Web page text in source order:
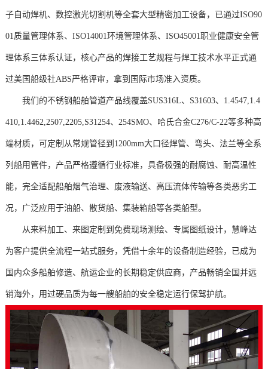
子自动焊机、数控激光切割机等全套大型精密加工设备，已通过ISO90
01质量管理体系、ISO14001环境管理体系、ISO45001职业健康安全管
理体系三体系认证，核心产品的焊接工艺规程与焊工技术水平正式通
过美国船级社ABS严格评审，拿到国际市场准入资质。
我们的不锈钢船舶管道产品线覆盖SUS316L、S31603、1.4547,1.4
410,1.4462,2507,2205,S31254、254SMO、哈氏合金C276/C-22等多种高
端材质，可定制从常规管径到1200mm大口径焊管、弯头、法兰等全系
列船用管件，产品严格遵循行业标准，具备极强的耐腐蚀、耐高温性
能，完全适配船舶烟气治理、废液输送、高压流体传输等各类恶劣工
况，广泛应用于油船、散货船、集装箱船等各类船型。
从来料加工、来图定制到免费现场测绘、专属图纸设计，慧峰达
为客户提供全流程一站式服务，凭借十余年的设备制造经验，已成为
国内众多船舶修造、航运企业的长期稳定供应商，产品畅销全国并远
销海外，用过硬品质为每一艘船舶的安全稳定运行保驾护航。